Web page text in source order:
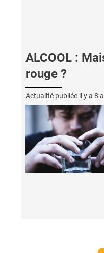
ALCOOL :
rouge ?
Actualité publiée il y a 8